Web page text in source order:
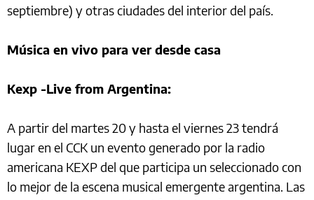
septiembre) y otras ciudades del interior del país.
Música en vivo para ver desde casa
Kexp -Live from Argentina:
A partir del martes 20 y hasta el viernes 23 tendrá
lugar en el CCK un evento generado por la radio
americana KEXP del que participa un seleccionado con
lo mejor de la escena musical emergente argentina. Las